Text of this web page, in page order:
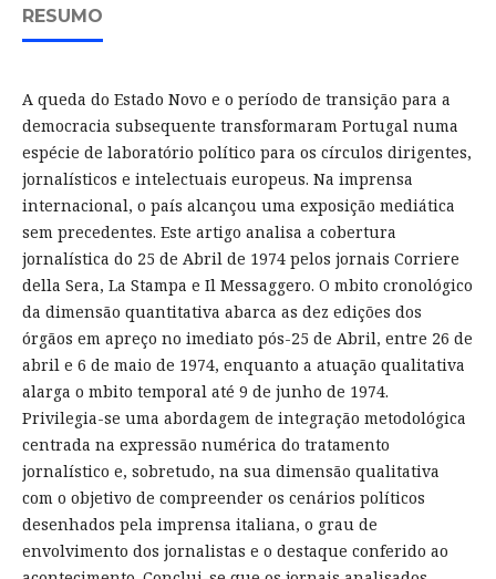
RESUMO
A queda do Estado Novo e o período de transição para a
democracia subsequente transformaram Portugal numa
espécie de laboratório político para os círculos dirigentes,
jornalísticos e intelectuais europeus. Na imprensa
internacional, o país alcançou uma exposição mediática
sem precedentes. Este artigo analisa a cobertura
jornalística do 25 de Abril de 1974 pelos jornais Corriere
della Sera, La Stampa e Il Messaggero. O mbito cronológico
da dimensão quantitativa abarca as dez edições dos
órgãos em apreço no imediato pós-25 de Abril, entre 26 de
abril e 6 de maio de 1974, enquanto a atuação qualitativa
alarga o mbito temporal até 9 de junho de 1974.
Privilegia-se uma abordagem de integração metodológica
centrada na expressão numérica do tratamento
jornalístico e, sobretudo, na sua dimensão qualitativa
com o objetivo de compreender os cenários políticos
desenhados pela imprensa italiana, o grau de
envolvimento dos jornalistas e o destaque conferido ao